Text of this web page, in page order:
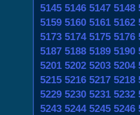
5145 5146 5147 5148
5159 5160 5161 5162
5173 5174 5175 5176
5187 5188 5189 5190
5201 5202 5203 5204
5215 5216 5217 5218
5229 5230 5231 5232
5243 5244 5245 5246